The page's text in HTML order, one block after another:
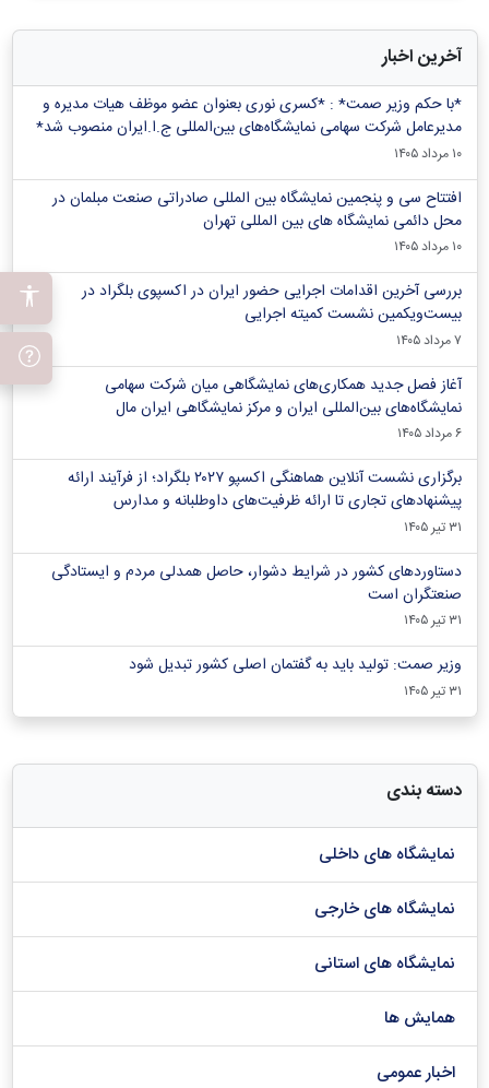
آخرین اخبار
*با حکم وزیر صمت* : *کسری نوری بعنوان عضو موظف هیات مدیره و
مدیرعامل شرکت سهامی نمایشگاه‌های بین‌المللی ج.ا.ایران منصوب شد*
۱۰ مرداد ۱۴۰۵
افتتاح سی و پنجمین نمایشگاه بین المللی صادراتی صنعت مبلمان در
محل دائمی نمایشگاه های بین المللی تهران
۱۰ مرداد ۱۴۰۵
بررسی آخرین اقدامات اجرایی حضور ایران در اکسپوی بلگراد در
بیست‌ویکمین نشست کمیته اجرایی
۷ مرداد ۱۴۰۵
آغاز فصل جدید همکاری‌های نمایشگاهی میان شرکت سهامی
نمایشگاه‌های بین‌المللی ایران و مرکز نمایشگاهی ایران‌ مال
۶ مرداد ۱۴۰۵
برگزاری نشست آنلاین هماهنگی اکسپو ۲۰۲۷ بلگراد؛ از فرآیند ارائه
پیشنهادهای تجاری تا ارائه ظرفیت‌های داوطلبانه و مدارس
۳۱ تیر ۱۴۰۵
دستاوردهای کشور در شرایط دشوار، حاصل همدلی مردم و ایستادگی
صنعتگران است
۳۱ تیر ۱۴۰۵
وزیر صمت: تولید باید به گفتمان اصلی کشور تبدیل شود
۳۱ تیر ۱۴۰۵
دسته بندی
نمایشگاه های داخلی
نمایشگاه های خارجی
نمایشگاه های استانی
همایش ها
اخبار عمومی